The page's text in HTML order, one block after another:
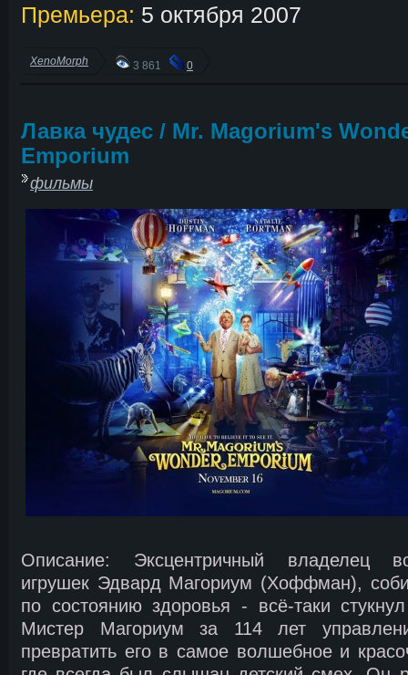
Премьера: 5 октября 2007
XenoMorph 3 861 0
Лавка чудес / Mr. Magorium's
Emporium
фильмы
Описание: Эксцентричный владелец
игрушек Эдвард Магориум (Хоффман),
по состоянию здоровья - всё-таки
Мистер Магориум за 114 лет
превратить его в самое волшебное и